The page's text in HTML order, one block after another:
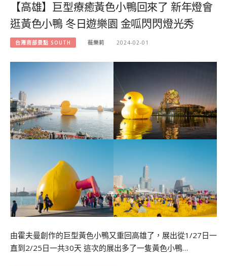
【高雄】巨型療癒黃色小鴨回來了 新年燈會
逛黃色小鴨 冬日遊樂園 金呱閃閃燈光秀
台灣南部景點 SOUTH 薇樂莉 2024-02-01
由霍夫曼創作的巨型黃色小鴨又重回高雄了，展出從1/27日一
直到2/25日一共30天 這次的展出多了一隻黃色小鴨…